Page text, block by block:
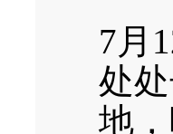
7月
处
地